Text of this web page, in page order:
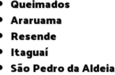
Araruama
Resende
Itaguaí
São Pedro da Aldeia